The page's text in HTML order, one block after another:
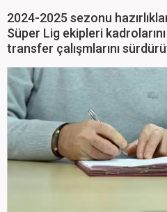
2024-2025 sezonu
Süper Lig ekipleri
transfer çalışmlarını